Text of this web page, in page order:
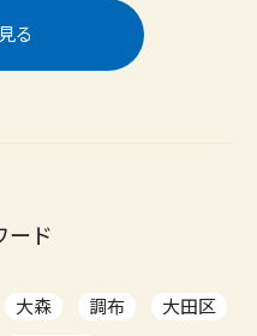
る
ード
大森 調布
大田区